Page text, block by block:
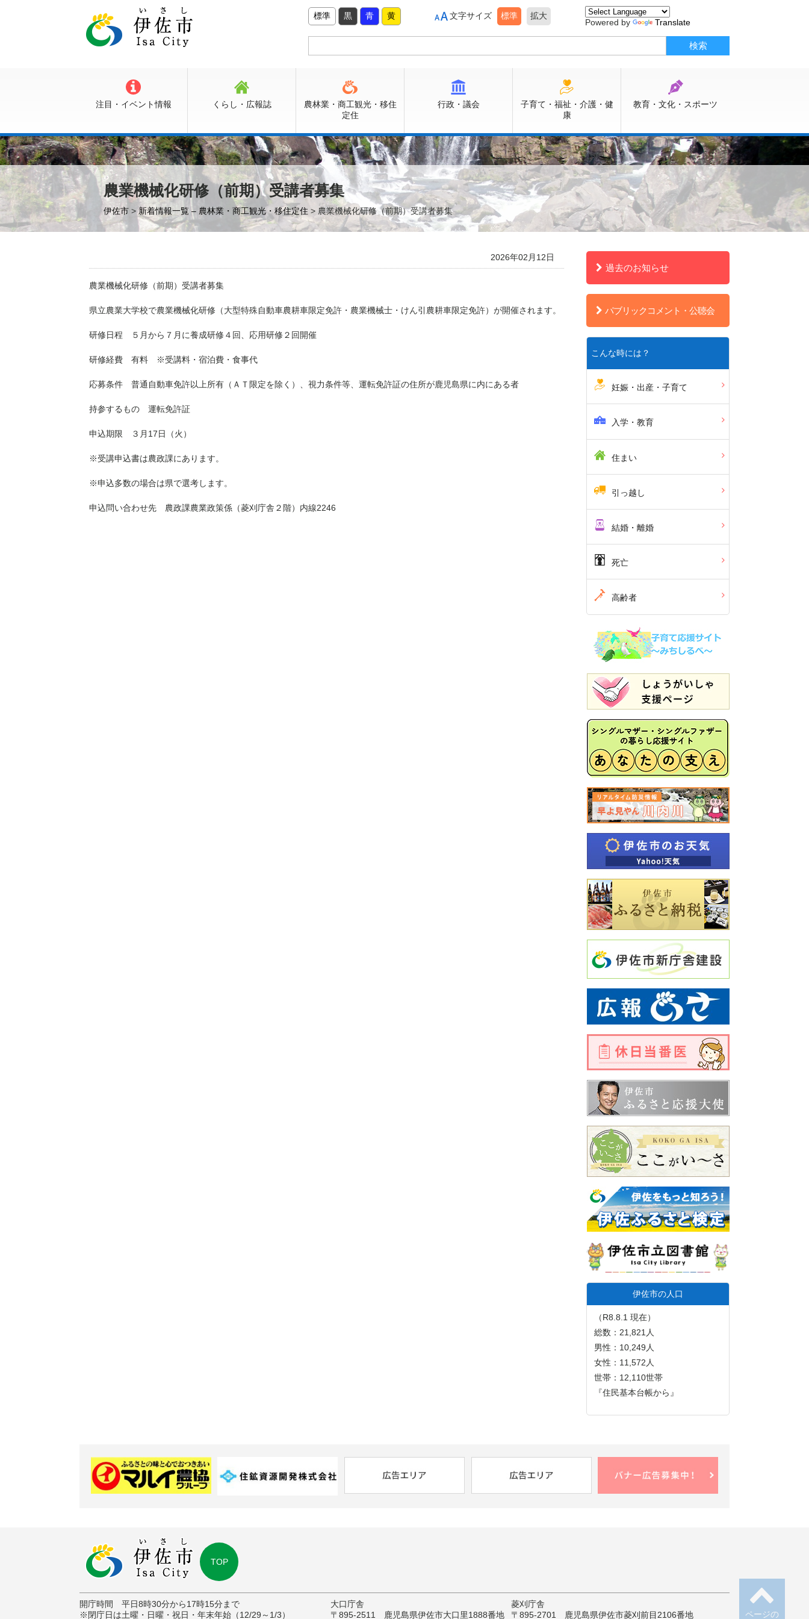
標準 黒 青 黄 文字サイズ 標準 拡大
Powered by Translate
注目・イベント情報 くらし・広報誌
農林業・商工観光・移住
定住
行政・議会
子育て・福祉・介護・健
康
教育・文化・スポーツ
農業機械化研修（前期）受講者募集
伊佐市 >新着情報一覧 – 農林業・商工観光・移住定住 > 農業機械化研修（前期）受講者募集
2026年02月12日
農業機械化研修（前期）受講者募集
県立農業大学校で農業機械化研修（大型特殊自動車農耕車限定免許・農業機械士・けん引農耕車限定免許）が開催されます。
研修日程 ５月から７月に養成研修４回、応用研修２回開催
研修経費 有料 ※受講料・宿泊費・食事代
応募条件 普通自動車免許以上所有（ＡＴ限定を除く）、視力条件等、運転免許証の住所が鹿児島県に内にある者
持参するもの 運転免許証
申込期限 ３月17日（火）
※受講申込書は農政課にあります。
※申込多数の場合は県で選考します。
申込問い合わせ先 農政課農業政策係（菱刈庁舎２階）内線2246
過去のお知らせ
パブリックコメント・公聴会
こんな時には？
妊娠・出産・子育て
入学・教育
住まい
引っ越し
結婚・離婚
死亡
高齢者
伊佐市の人口
（R8.8.1 現在）
総数：21,821人
男性：10,249人
女性：11,572人
世帯：12,110世帯
『住民基本台帳から』
ページの
TOP
開庁時間 平日8時30分から17時15分まで
※閉庁日は土曜・日曜・祝日・年末年始（12/29～1/3）
大口庁舎
〒895-2511 鹿児島県伊佐市大口里1888番地
菱刈庁舎
〒895-2701 鹿児島県伊佐市菱刈前目2106番地